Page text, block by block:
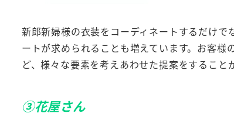
新郎新婦様の衣装をコーディネートするだけ
ートが求められることも増えています。お客
ど、様々な要素を考えあわせた提案をすること
③花屋さん